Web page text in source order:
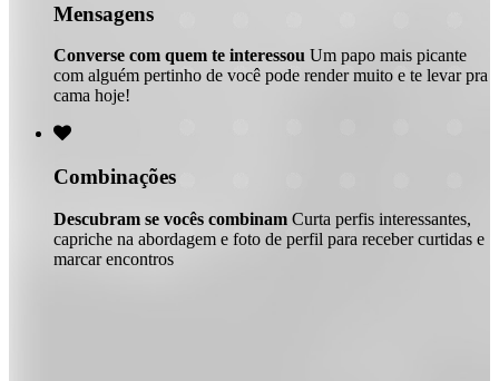
Mensagens
Converse com quem te interessou Um papo mais picante
com alguém pertinho de você pode render muito e te levar pra
cama hoje!

Combinações
Descubram se vocês combinam Curta perfis interessantes,
capriche na abordagem e foto de perfil para receber curtidas e
marcar encontros